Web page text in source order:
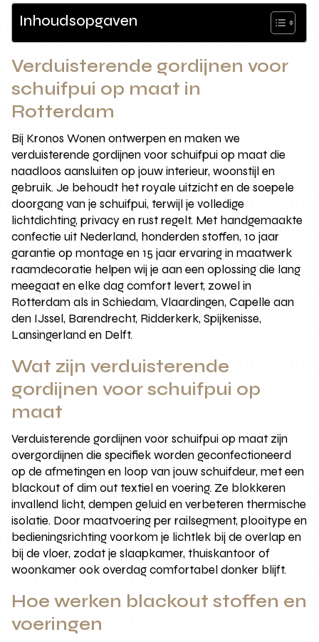
Inhoudsopgaven
Verduisterende gordijnen voor
schuifpui op maat in
Rotterdam
Bij Kronos Wonen ontwerpen en maken we
verduisterende gordijnen voor schuifpui op maat die
naadloos aansluiten op jouw interieur, woonstijl en
gebruik. Je behoudt het royale uitzicht en de soepele
doorgang van je schuifpui, terwijl je volledige
lichtdichting, privacy en rust regelt. Met handgemaakte
confectie uit Nederland, honderden stoffen, 10 jaar
garantie op montage en 15 jaar ervaring in maatwerk
raamdecoratie helpen wij je aan een oplossing die lang
meegaat en elke dag comfort levert, zowel in
Rotterdam als in Schiedam, Vlaardingen, Capelle aan
den IJssel, Barendrecht, Ridderkerk, Spijkenisse,
Lansingerland en Delft.
Wat zijn verduisterende
gordijnen voor schuifpui op
maat
Verduisterende gordijnen voor schuifpui op maat zijn
overgordijnen die specifiek worden geconfectioneerd
op de afmetingen en loop van jouw schuifdeur, met een
blackout of dim out textiel en voering. Ze blokkeren
invallend licht, dempen geluid en verbeteren thermische
isolatie. Door maatvoering per railsegment, plooitype en
bedieningsrichting voorkom je lichtlek bij de overlap en
bij de vloer, zodat je slaapkamer, thuiskantoor of
woonkamer ook overdag comfortabel donker blijft.
Hoe werken blackout stoffen en
voeringen